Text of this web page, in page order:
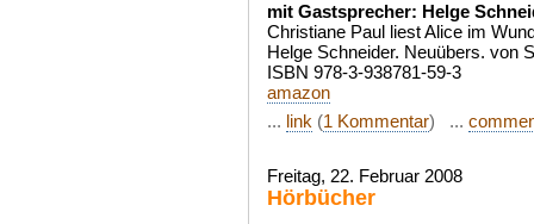
mit Gastsprecher: Helge
Christiane Paul liest Alice im
Helge Schneider. Neuübers. von
ISBN 978-3-938781-59-3
amazon
... link (1 Kommentar) ...
Freitag, 22. Februar 2008
Hörbücher